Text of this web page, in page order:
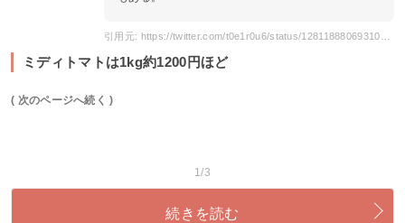
ミディトマトは1kg約1200円ほど
( 次のページへ続く )
1/3
続きを読む